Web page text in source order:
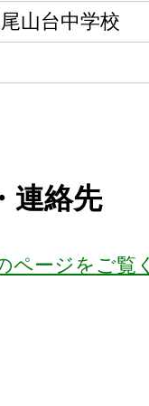
山台中学校
連絡先
ページをご覧